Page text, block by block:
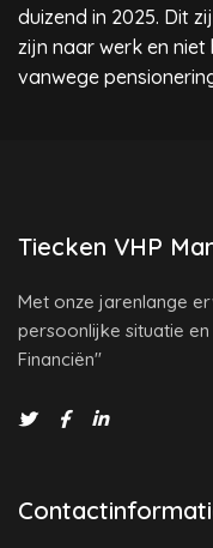
duizend in 2025. Dit
zijn naar werk en
vanwege
Tiecken VHP
Met onze jarenlange
persoonlijke situatie
Financiën"